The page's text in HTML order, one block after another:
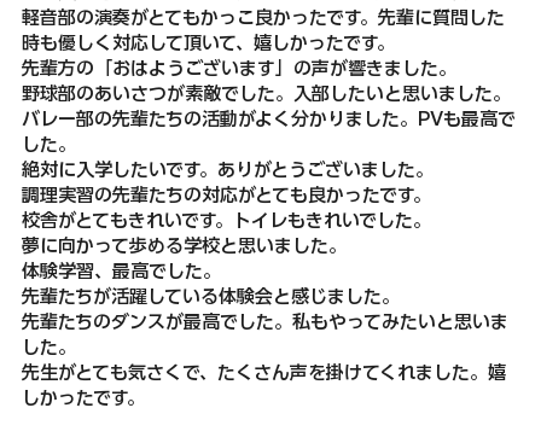
軽音部の演奏がとてもかっこ良かったです。先輩に質問した
時も優しく対応して頂いて、嬉しかったです。
先輩方の「おはようございます」の声が響きました。
野球部のあいさつが素敵でした。入部したいと思いました。
バレー部の先輩たちの活動がよく分かりました。PVも最高で
した。
絶対に入学したいです。ありがとうございました。
調理実習の先輩たちの対応がとても良かったです。
校舎がとてもきれいです。トイレもきれいでした。
夢に向かって歩める学校と思いました。
体験学習、最高でした。
先輩たちが活躍している体験会と感じました。
先輩たちのダンスが最高でした。私もやってみたいと思いま
した。
先生がとても気さくで、たくさん声を掛けてくれました。嬉
しかったです。